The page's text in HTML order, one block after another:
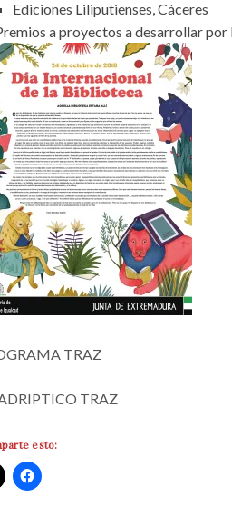
Ediciones Liliputienses, Cáceres
a proyectos a desarrollar
TRAZ
TRAZ
esto: